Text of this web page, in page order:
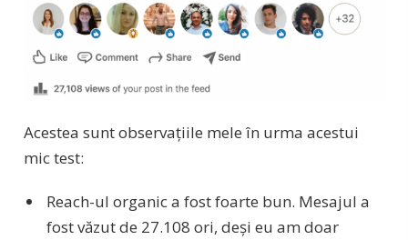
Acestea sunt observațiile mele în urma acestui
mic test:
Reach-ul organic a fost foarte bun. Mesajul a
fost văzut de 27.108 ori, deși eu am doar